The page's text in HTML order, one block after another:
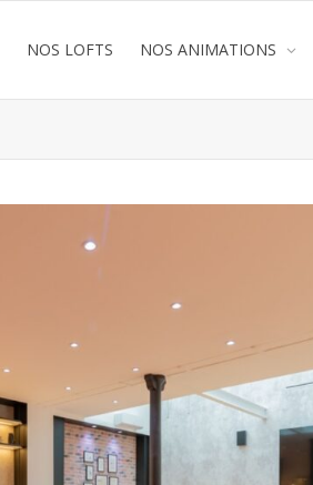
NOS LOFTS NOS ANIMATIONS